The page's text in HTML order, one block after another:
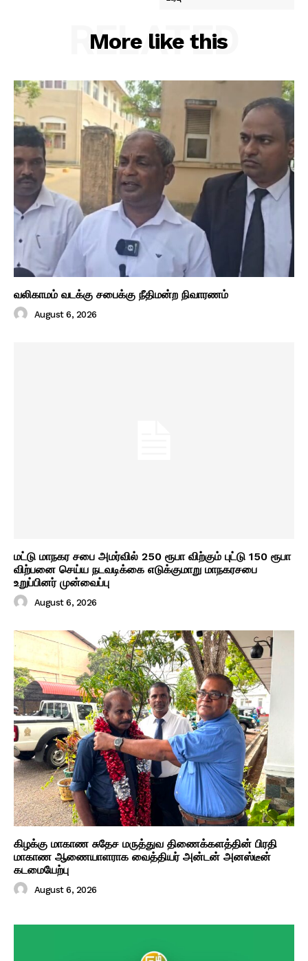
More like this
RELATED
வலிகாமம் வடக்கு சபைக்கு நீதிமன்ற நிவாரணம்
August 6, 2026
மட்டு மாநகர சபை அமர்வில் 250 ரூபா விற்கும் புட்டு 150 ரூபா
விற்பனை செய்ய நடவடிக்கை எடுக்குமாறு மாநகரசபை
உறுப்பினர் முன்வைப்பு
August 6, 2026
கிழக்கு மாகாண சுதேச மருத்துவ திணைக்களத்தின் பிரதி
மாகாண ஆணையாளராக வைத்தியர் அன்டன் அனஸ்டீன்
கடமையேற்பு
August 6, 2026